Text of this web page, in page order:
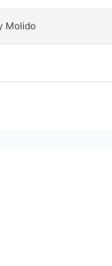
Molido